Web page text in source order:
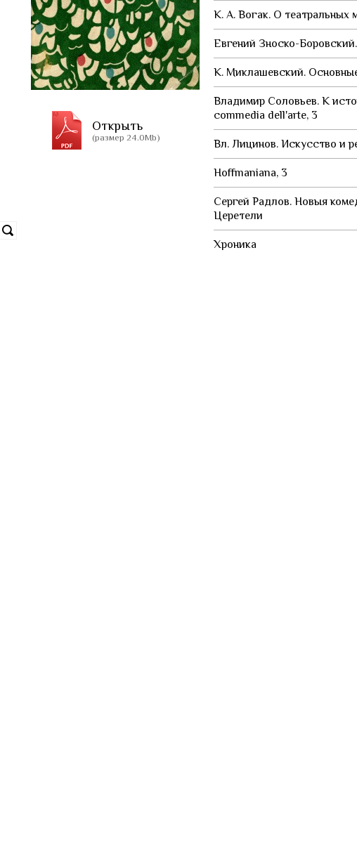
Открыть
(размер 24.0Mb)
К. А. Вогак. О театральных
Евгений Зноско-
К. Миклашевский.
Владимир Соловьев. К
commedia dell'arte, 3
Вл. Лицинов. Искусство и
Hoffmaniana, 3
Сергей Радлов. Новыя
Церетели
Хроника